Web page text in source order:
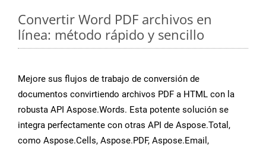
Convertir Word PDF archivos en
línea: método rápido y sencillo
Mejore sus flujos de trabajo de conversión de
documentos convirtiendo archivos PDF a HTML con la
robusta API Aspose.Words. Esta potente solución se
integra perfectamente con otras API de Aspose.Total,
como Aspose.Cells, Aspose.PDF, Aspose.Email,